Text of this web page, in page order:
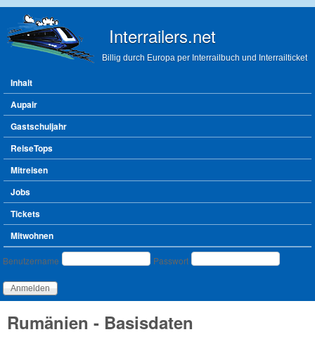
Interrailers.net
Billig durch Europa per Interrailbuch und Interrailticket
Hauptmenü
Inhalt
Aupair
Gastschuljahr
ReiseTops
Mitreisen
Jobs
Tickets
Mitwohnen
Benutzeranmeldung
Benutzername Passwort
Rumänien - Basisdaten